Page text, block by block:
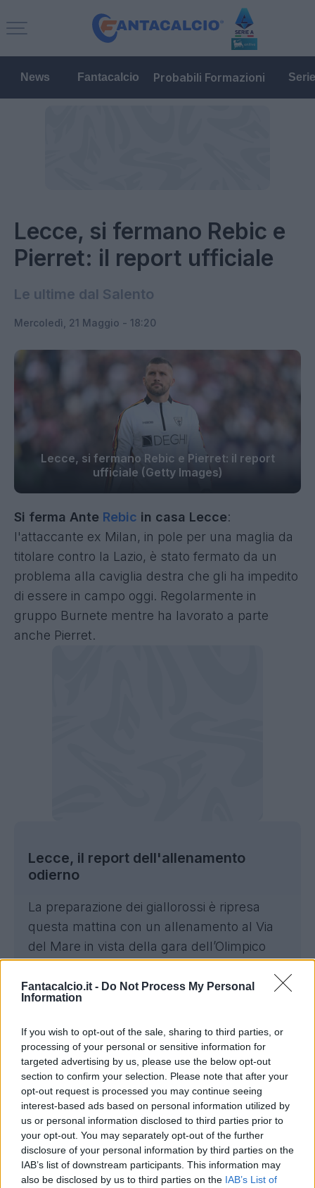
Fantacalcio.it - Do Not Process My Personal
Information
If you wish to opt-out of the sale, sharing to third parties, or
processing of your personal or sensitive information for
targeted advertising by us, please use the below opt-out
section to confirm your selection. Please note that after your
opt-out request is processed you may continue seeing
interest-based ads based on personal information utilized by
us or personal information disclosed to third parties prior to
your opt-out. You may separately opt-out of the further
disclosure of your personal information by third parties on the
IAB’s list of downstream participants. This information may
also be disclosed by us to third parties on the IAB’s List of
News Fantacalcio Probabili Formazioni
Lecce, si fermano Rebic e
Pierret: il report ufficiale
Le ultime dal Salento
Mercoledì, 21 Maggio - 18:20
Lecce, si fermano Rebic e Pierret: il report
ufficiale (Getty Images)
Si ferma Ante Rebic in casa Lecce:
l'attaccante ex Milan, in pole per una maglia da
titolare contro la Lazio, è stato fermato da un
problema alla caviglia destra che gli ha impedito
di essere in campo oggi. Regolarmente in
gruppo Burnete mentre ha lavorato a parte
anche Pierret.
Lecce, il report dell'allenamento
odierno
La preparazione dei giallorossi è ripresa
questa mattina con un allenamento al Via
del Mare in vista della gara dell’Olimpico
dovrà fare a meno di Morente, fermato per
un turno dal Giudice Sportivo. Assenti Jean
e Marchwiński, Burnete si è allenato
regolarmente in gruppo mentre Pierret
(sovraccarico funzionale) e Rebić (dolenzia
alla caviglia destra) hanno svolto un lavoro
personalizzato.
Domani è in programma un allenamento
mattutino al Via del Mare prima della
partenza alla volta di Roma, dove